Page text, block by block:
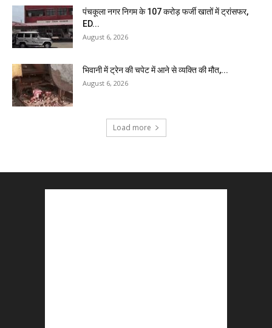
पंचकूला नगर निगम के ₹107 करोड़ फर्जी खातों में ट्रांसफर,
ED...
August 6, 2026
भिवानी में ट्रेन की चपेट में आने से व्यक्ति की मौत,...
August 6, 2026
Load more